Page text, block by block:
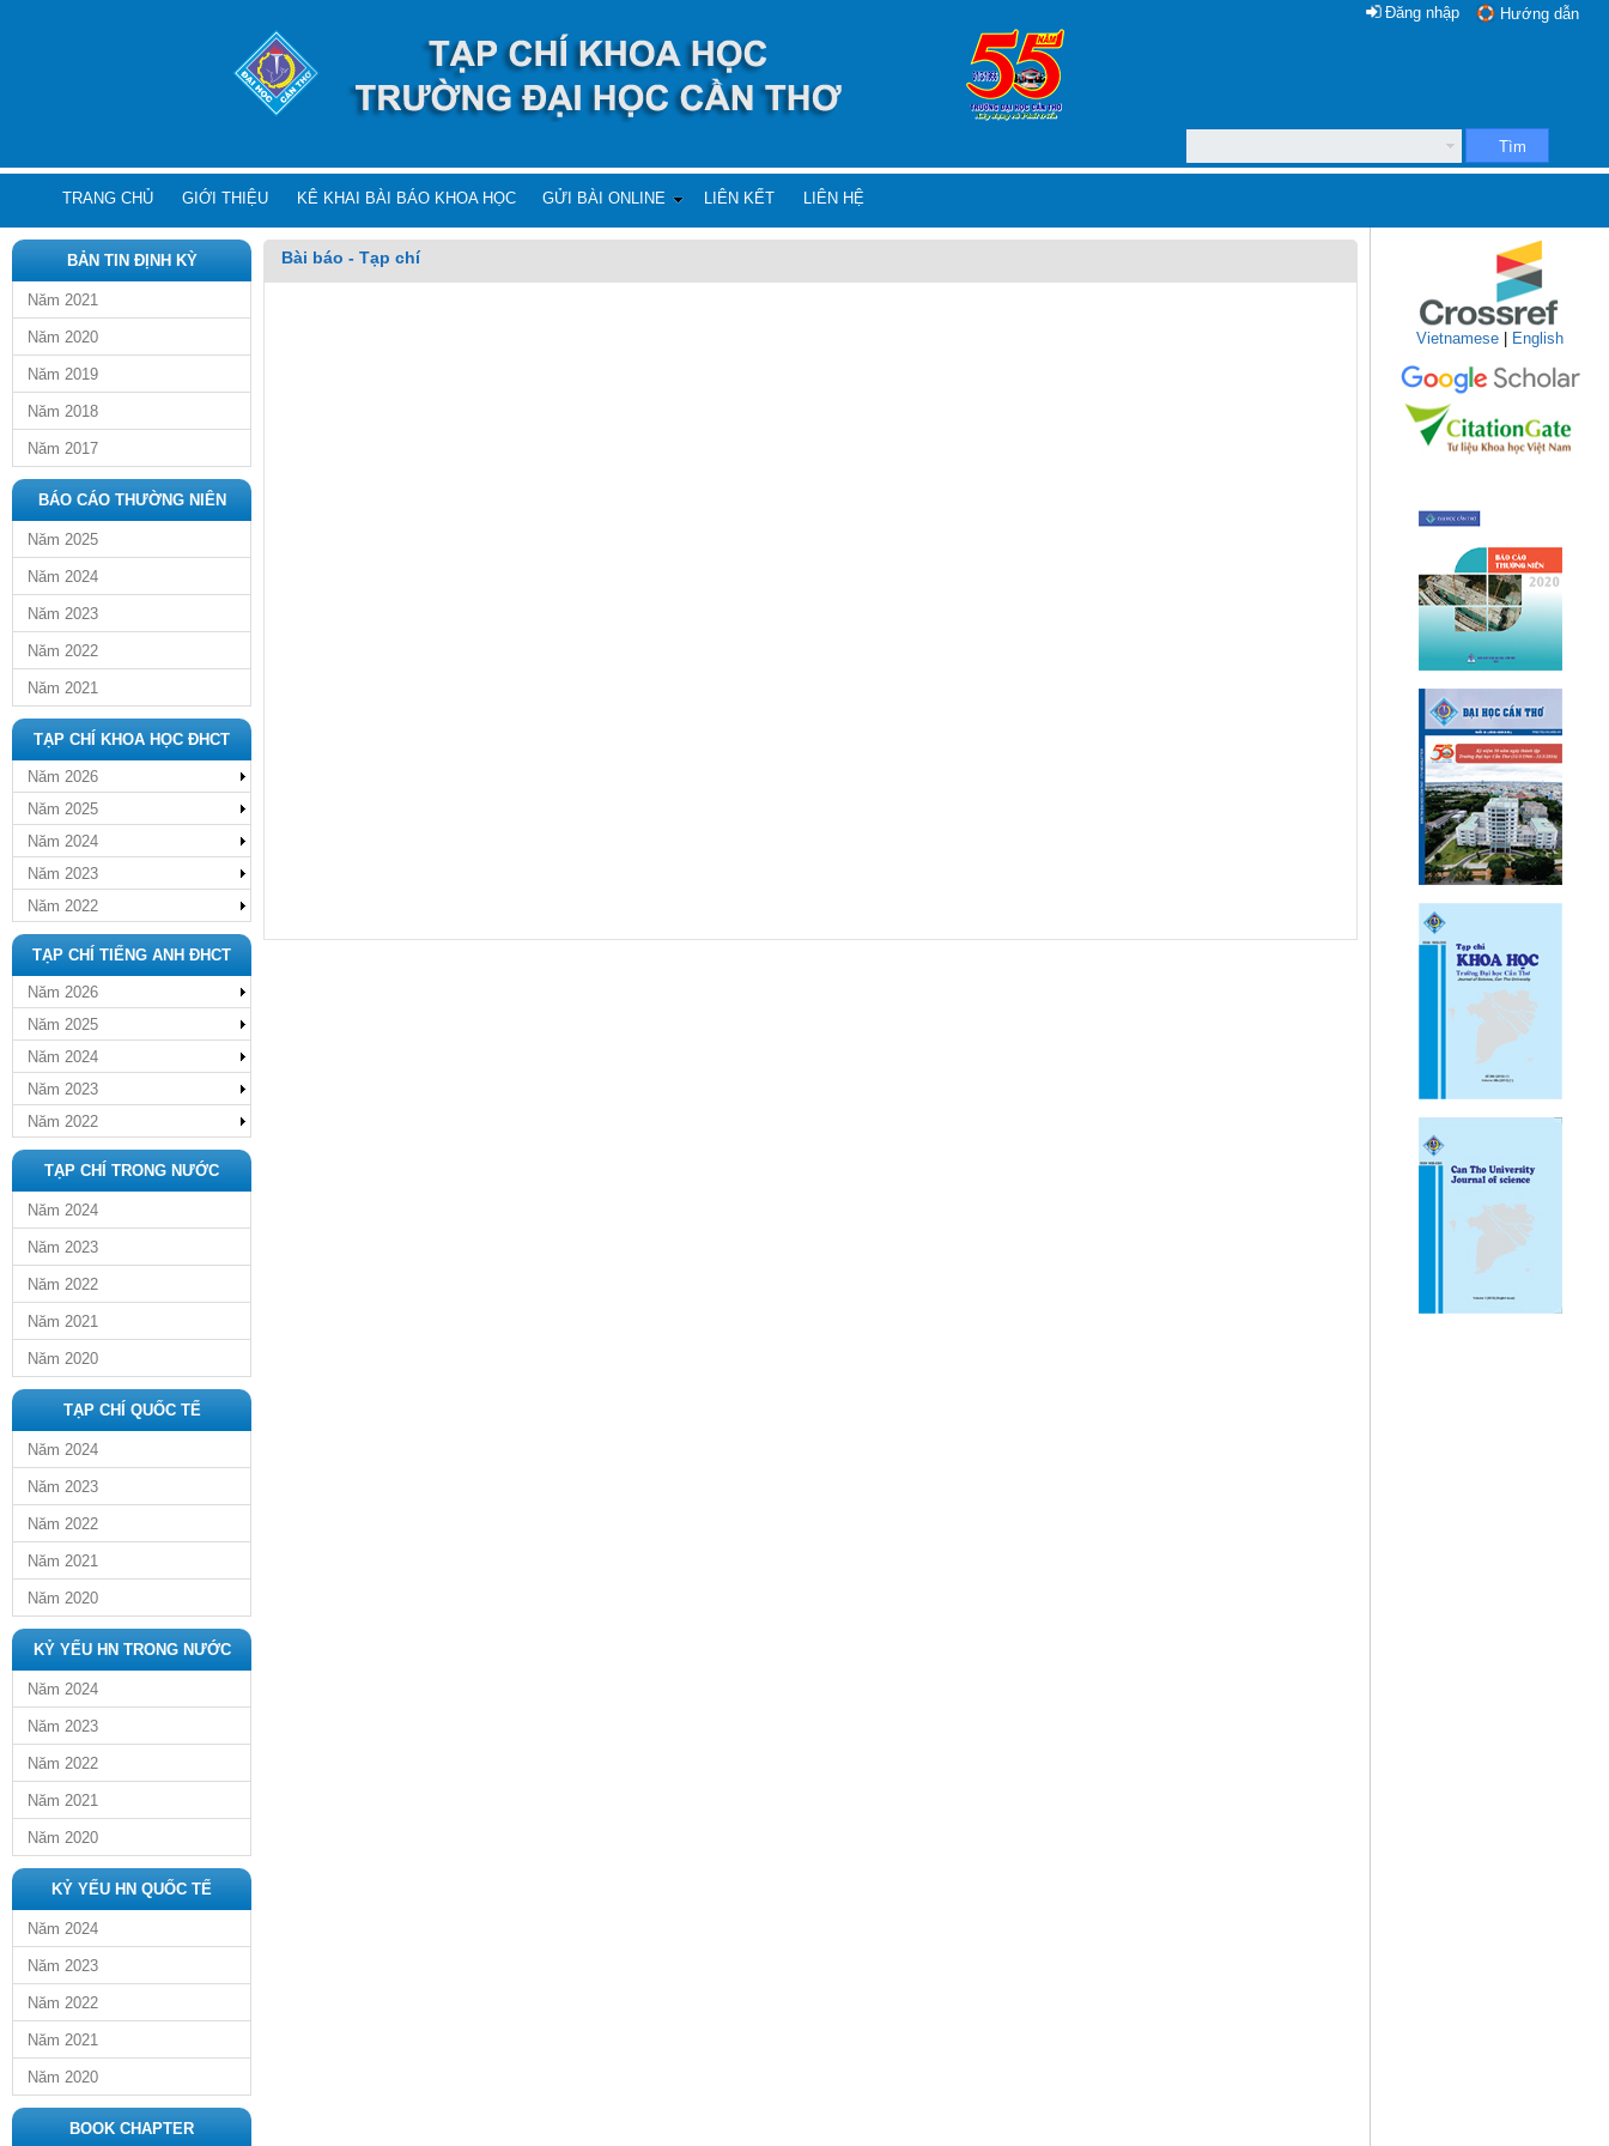
Hướng dẫn
Đăng nhập
Tìm
TRANG CHỦ GIỚI THIỆU KÊ KHAI BÀI BÁO KHOA HỌC GỬI BÀI ONLINE LIÊN KẾT LIÊN HỆ
BẢN TIN ĐỊNH KỲ
Năm 2021
Năm 2020
Năm 2019
Năm 2018
Năm 2017
BÁO CÁO THƯỜNG NIÊN
Năm 2025
Năm 2024
Năm 2023
Năm 2022
Năm 2021
TẠP CHÍ KHOA HỌC ĐHCT
Năm 2026
Năm 2025
Năm 2024
Năm 2023
Năm 2022
TẠP CHÍ TIẾNG ANH ĐHCT
Năm 2026
Năm 2025
Năm 2024
Năm 2023
Năm 2022
TẠP CHÍ TRONG NƯỚC
Năm 2024
Năm 2023
Năm 2022
Năm 2021
Năm 2020
TẠP CHÍ QUỐC TẾ
Năm 2024
Năm 2023
Năm 2022
Năm 2021
Năm 2020
KỶ YẾU HN TRONG NƯỚC
Năm 2024
Năm 2023
Năm 2022
Năm 2021
Năm 2020
KỶ YẾU HN QUỐC TẾ
Năm 2024
Năm 2023
Năm 2022
Năm 2021
Năm 2020
BOOK CHAPTER
Bài báo - Tạp chí
Vietnamese English